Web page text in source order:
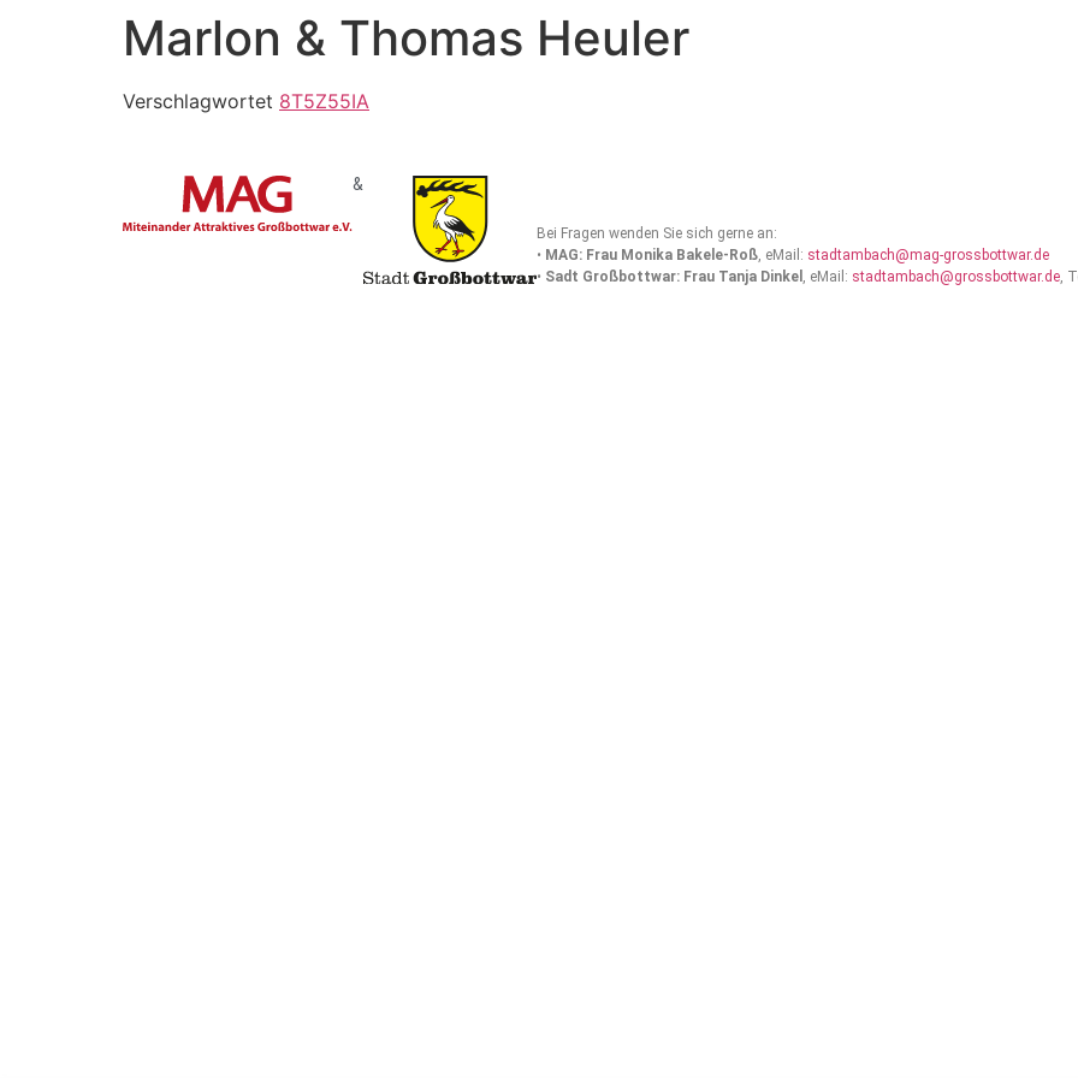
Marlon & Thomas Heuler
Verschlagwortet 8T5Z55IA
&
Bei Fragen wenden Sie sich gerne an:
• MAG: Frau Monika Bakele-Roß, eMail: stadtambach@mag-grossbottwar.de
• Sadt Großbottwar: Frau Tanja Dinkel , eMail: stadtambach@grossbottwar.de,